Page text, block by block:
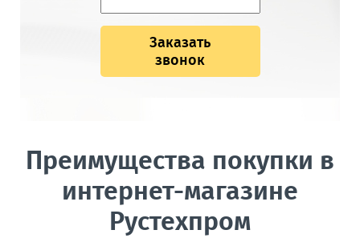
Заказать
звонок
Преимущества покупки в
интернет-магазине
Рустехпром